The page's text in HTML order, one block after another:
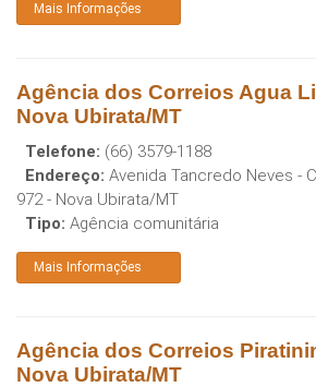
Mais Informações
Agência dos Correios Agua
Nova Ubirata/MT
Telefone: (66) 3579-1188
Endereço: Avenida Tancredo Neves -
972- Nova Ubirata/MT
Tipo: Agência comunitária
Mais Informações
Agência dos Correios
Nova Ubirata/MT